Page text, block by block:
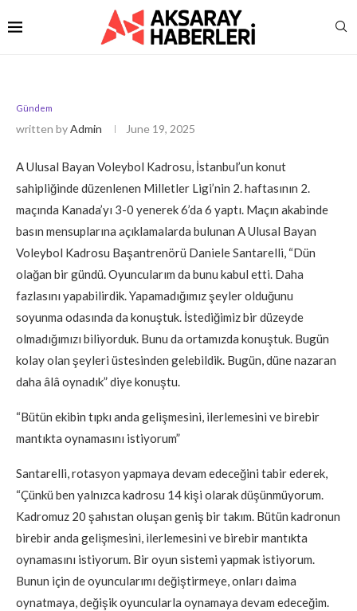
Gündem
written byAdmin June 19, 2025
A Ulusal Bayan Voleybol Kadrosu, İstanbul’un konut
sahipliğinde düzenlenen Milletler Ligi’nin 2. haftasının 2.
maçında Kanada’yı 3-0 yenerek 6’da 6 yaptı. Maçın akabinde
basın mensuplarına açıklamalarda bulunan A Ulusal Bayan
Voleybol Kadrosu Başantrenörü Daniele Santarelli, “Dün
olağan bir gündü. Oyuncularım da bunu kabul etti. Daha
fazlasını yapabilirdik. Yapamadığımız şeyler olduğunu
soyunma odasında da konuştuk. İstediğimiz bir düzeyde
olmadığımızı biliyorduk. Bunu da ortamızda konuştuk. Bugün
kolay olan şeyleri üstesinden gelebildik. Bugün, düne nazaran
daha âlâ oynadık” diye konuştu.
“Bütün ekibin tıpkı anda gelişmesini, ilerlemesini ve birebir
mantıkta oynamasını istiyorum”
Santarelli, rotasyon yapmaya devam edeceğini tabir ederek,
“Çünkü ben yalnızca kadrosu 14 kişi olarak düşünmüyorum.
Kadromuz 20 şahıstan oluşan geniş bir takım. Bütün kadronun
birebir anda gelişmesini, ilerlemesini ve birebir mantıkta
oynamasını istiyorum. Bir oyun sistemi yapmak istiyorum.
Bunun için de oyuncularımı değiştirmeye, onları daima
oynatmaya, değişik oyuncularla oynamaya devam edeceğim.